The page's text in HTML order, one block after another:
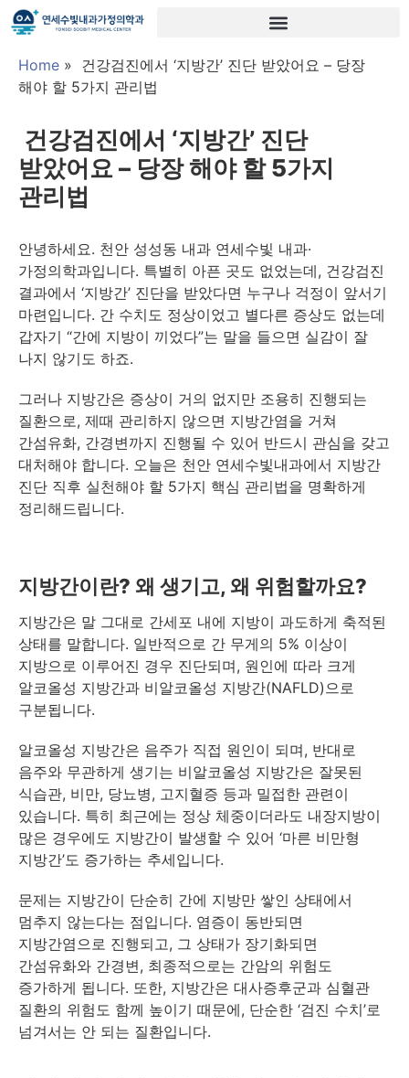
Home » 건강검진에서 ‘지방간’ 진단 받았어요 – 당장
해야 할 5가지 관리법
건강검진에서 ‘지방간’ 진단
받았어요 – 당장 해야 할 5가지
관리법
안녕하세요. 천안 성성동 내과 연세수빛 내과·
가정의학과입니다. 특별히 아픈 곳도 없었는데, 건강검진
결과에서 ‘지방간’ 진단을 받았다면 누구나 걱정이 앞서기
마련입니다. 간 수치도 정상이었고 별다른 증상도 없는데
갑자기 “간에 지방이 끼었다”는 말을 들으면 실감이 잘
나지 않기도 하죠.
그러나 지방간은 증상이 거의 없지만 조용히 진행되는
질환으로, 제때 관리하지 않으면 지방간염을 거쳐
간섬유화, 간경변까지 진행될 수 있어 반드시 관심을 갖고
대처해야 합니다. 오늘은 천안 연세수빛내과에서 지방간
진단 직후 실천해야 할 5가지 핵심 관리법을 명확하게
정리해드립니다.
지방간이란? 왜 생기고, 왜 위험할까요?
지방간은 말 그대로 간세포 내에 지방이 과도하게 축적된
상태를 말합니다. 일반적으로 간 무게의 5% 이상이
지방으로 이루어진 경우 진단되며, 원인에 따라 크게
알코올성 지방간과 비알코올성 지방간(NAFLD)으로
구분됩니다.
알코올성 지방간은 음주가 직접 원인이 되며, 반대로
음주와 무관하게 생기는 비알코올성 지방간은 잘못된
식습관, 비만, 당뇨병, 고지혈증 등과 밀접한 관련이
있습니다. 특히 최근에는 정상 체중이더라도 내장지방이
많은 경우에도 지방간이 발생할 수 있어 ‘마른 비만형
지방간’도 증가하는 추세입니다.
문제는 지방간이 단순히 간에 지방만 쌓인 상태에서
멈추지 않는다는 점입니다. 염증이 동반되면
지방간염으로 진행되고, 그 상태가 장기화되면
간섬유화와 간경변, 최종적으로는 간암의 위험도
증가하게 됩니다. 또한, 지방간은 대사증후군과 심혈관
질환의 위험도 함께 높이기 때문에, 단순한 ‘검진 수치’로
넘겨서는 안 되는 질환입니다.